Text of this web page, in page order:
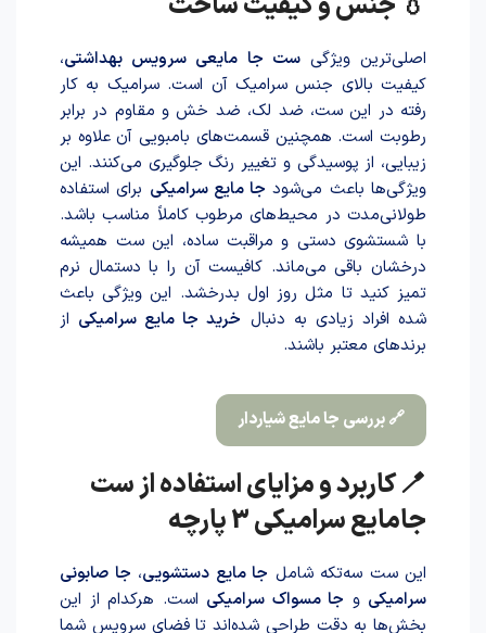
اصلی‌ترین ویژگیست جا مایعی سرویس بهداشتی،
کیفیت بالای جنس سرامیک آن است. سرامیک به کار
رفته در این ست، ضد لک، ضد خش و مقاوم در برابر
رطوبت است. همچنین قسمت‌های بامبویی آن علاوه بر
زیبایی، از پوسیدگی و تغییر رنگ جلوگیری می‌کنند. این
ویژگی‌ها باعث می‌شود جا مایع سرامیکی برای استفاده
طولانی‌مدت در محیط‌های مرطوب کاملاً مناسب باشد.
با شستشوی دستی و مراقبت ساده، این ست همیشه
درخشان باقی می‌ماند. کافیست آن را با دستمال نرم
تمیز کنید تا مثل روز اول بدرخشد. این ویژگی با‌عث
شد‌ه افراد زیادی به دنبال خرید جا مایع سرامیکی از
برندهای معتبر باشند.
🔗 بررسی جا مایع شیار‌دار
🪥 کاربرد و مزایای استفاده از ست
جامایع سرامیکی 3 پارچه
این ست سه‌تکه شامل جا مایع دستشویی، جا صابونی
سرامیکی و جا مسواک سرامیکی است. هرکدام از این
بخش‌ها به دقت طراحی شده‌اند تا فضای سرویس شما